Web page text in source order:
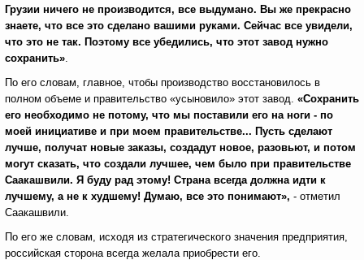
Грузии ничего не производится, все выдумано. Вы же прекрасно
знаете, что все это сделано вашими руками. Сейчас все увидели,
что это не так. Поэтому все убедились, что этот завод нужно
сохранить».
По его словам, главное, чтобы производство восстановилось в
полном объеме и правительство «усыновило» этот завод. «Сохранить
его необходимо не потому, что мы поставили его на ноги - по
моей инициативе и при моем правительстве... Пусть сделают
лучше, получат новые заказы, создадут новое, разовьют, и потом
могут сказать, что создали лучшее, чем было при правительстве
Саакашвили. Я буду рад этому! Страна всегда должна идти к
лучшему, а не к худшему! Думаю, все это понимают», - отметил
Саакашвили.
По его же словам, исходя из стратегического значения предприятия,
российская сторона всегда желала приобрести его.